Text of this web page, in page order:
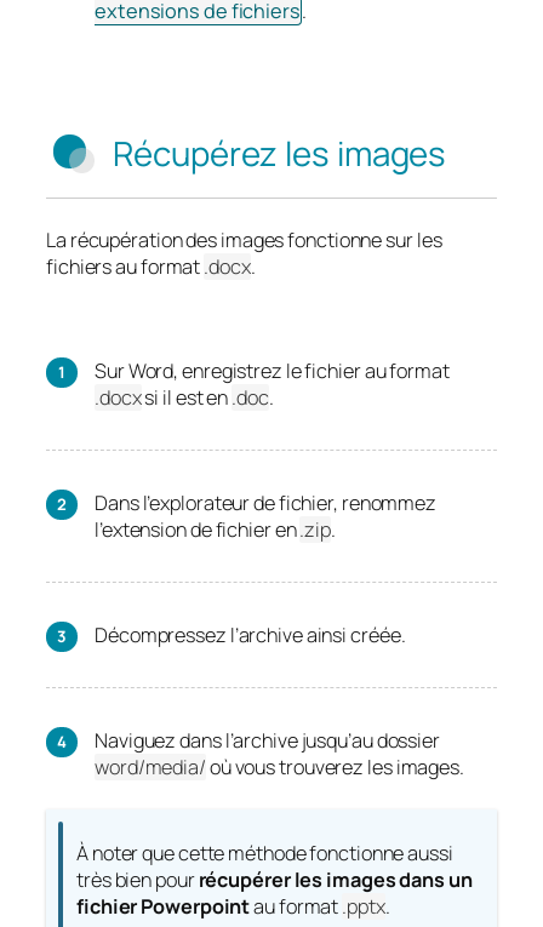
extensions de fichiers.
Récupérez les images
La récupération des images fonctionne sur les
fichiers au format.docx.
Sur Word, enregistrez le fichier au format
.docxsi il est en.doc.
Dans l’explorateur de fichier, renommez
l’extension de fichier en.zip.
Décompressez l’archive ainsi créée.
Naviguez dans l’archive jusqu’au dossier
word/media/où vous trouverez les images.
À noter que cette méthode fonctionne aussi
très bien pourrécupérer les images dans un
fichier Powerpointau format.pptx.